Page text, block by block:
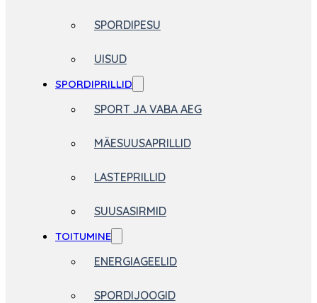
SPORDIPESU
UISUD
SPORDIPRILLID
SPORT JA VABA AEG
MÄESUUSAPRILLID
LASTEPRILLID
SUUSASIRMID
TOITUMINE
ENERGIAGEELID
SPORDIJOOGID